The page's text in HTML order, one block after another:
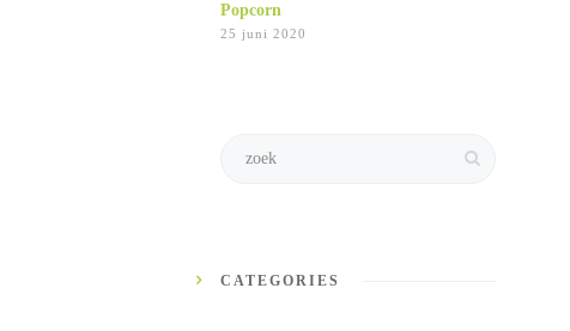
Popcorn
25 juni 2020
CATEGORIES